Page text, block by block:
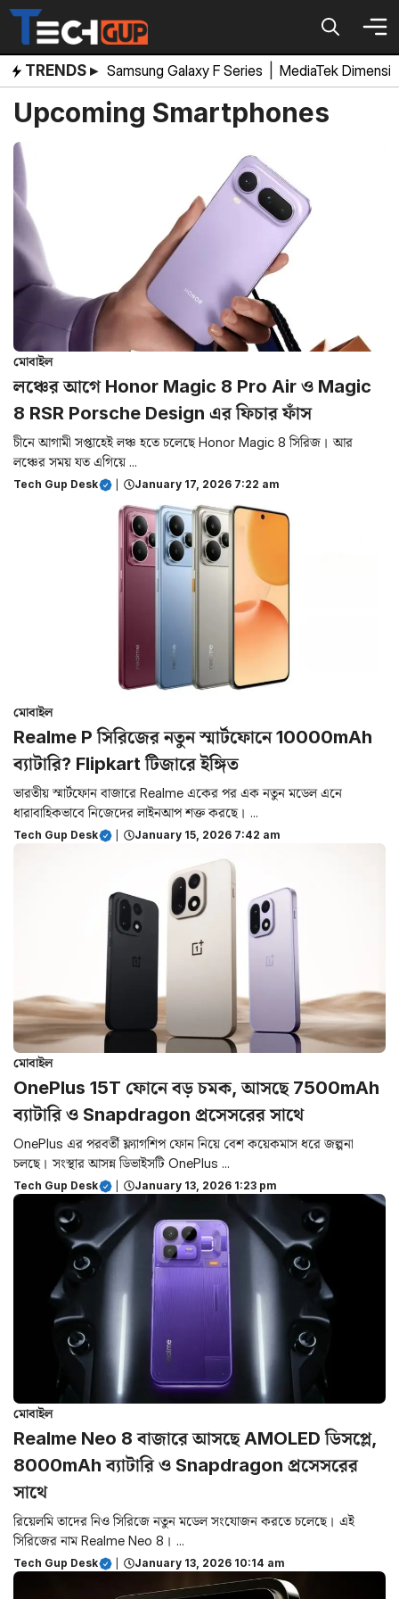
Skip
content
TRENDS ▸ Samsung Galaxy F Series MediaTek
Upcoming Smartphones
মোবাইল
লঞ্চের আগে Honor Magic 8 Pro Air ও Magic
8 RSR Porsche Design এর ফিচার ফাঁস
চীনে আগামী সপ্তাহেই লঞ্চ হতে চলেছে Honor Magic 8 সিরিজ। আর
লঞ্চের সময় যত এগিয়ে ...
Tech Gup Desk January 17, 2026 7:22 am
মোবাইল
Realme P সিরিজের নতুন স্মার্টফোনে 10000mAh
ব্যাটারি? Flipkart টিজারে ইঙ্গিত
ভারতীয় স্মার্টফোন বাজারে Realme একের পর এক নতুন মডেল এনে
ধারাবাহিকভাবে নিজেদের লাইনআপ শক্ত করছে। ...
Tech Gup Desk January 15, 2026 7:42 am
মোবাইল
OnePlus 15T ফোনে বড় চমক, আসছে 7500mAh
ব্যাটারি ও Snapdragon প্রসেসরের সাথে
OnePlus এর পরবর্তী ফ্ল্যাগশিপ ফোন নিয়ে বেশ কয়েকমাস ধরে জল্পনা
চলছে। সংস্থার আসন্ন ডিভাইসটি OnePlus ...
Tech Gup Desk January 13, 2026 1:23 pm
মোবাইল
Realme Neo 8 বাজারে আসছে AMOLED ডিসপ্লে,
8000mAh ব্যাটারি ও Snapdragon প্রসেসরের
সাথে
রিয়েলমি তাদের নিও সিরিজে নতুন মডেল সংযোজন করতে চলেছে। এই
সিরিজের নাম Realme Neo 8। ...
Tech Gup Desk January 13, 2026 10:14 am